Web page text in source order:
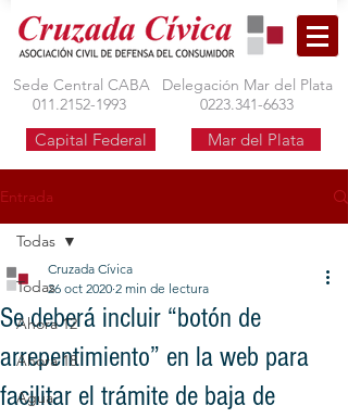
Sede Central CABA
011.2152-1993
Delegación Mar del Plata
0223.341-6633
Capital Federal Mar del Plata
Entrada
Todas
Ahora 12
Ahora 18
Agua
Todas
Se deberá incluir “botón de
arrepentimiento” en la web para
facilitar el trámite de baja de
Cruzada Cívica
26 oct 2020 2 min de lectura